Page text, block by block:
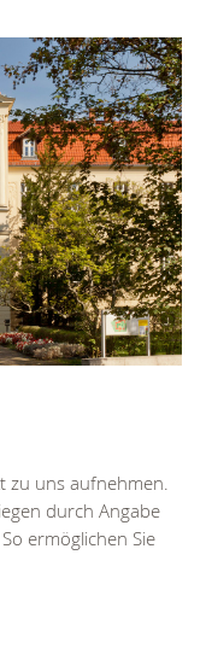
zu uns aufnehmen.
durch Angabe
ermöglichen Sie